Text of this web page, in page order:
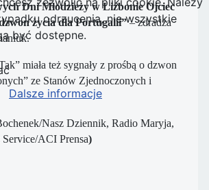
Dni Młodzieży w Lizbonie Ojciec
życia dla Portugalii”– zdradza
miała też sygnały z prośbą o dzwon
ze Stanów Zjednoczonych i
Nasz Dziennik, Radio Maryja,
ACI Prensa)
odrzucenia, nie wszystkie
być dostępne.
Dalsze informacje